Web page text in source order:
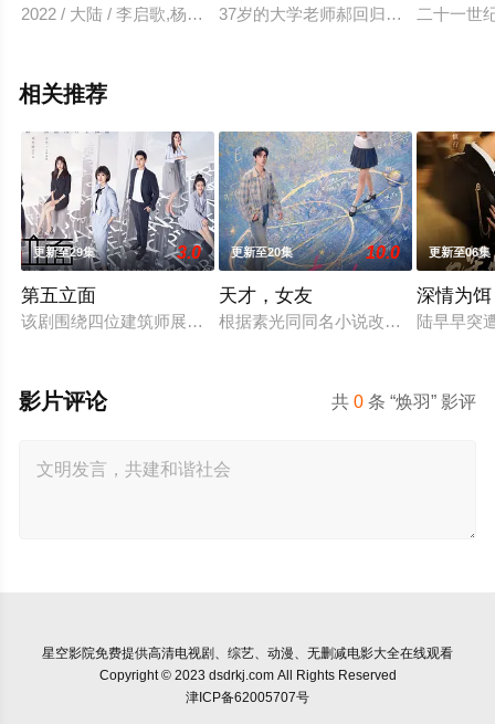
2022 / 大陆 / 李启歌,杨晓婷,王翰闻37岁的大学老师郝回归，因为人生和
二十一世
相关推荐
更新至29集 3.0
第五立面
该剧围绕四位建筑师展开，讲述了他们在中意合作项目中面对
更新至20集 10.0
天才，女友
根据素光同同名小说改编。江逾白长
更新至06集
深情为饵
陆早早突
共0 条 “焕羽” 影评
影片评论
星空影院免费提供高清电视剧、综艺、动漫、无删减电影大全在线观看
Copyright © 2023 dsdrkj.com All Rights Reserved
津ICP备62005707号